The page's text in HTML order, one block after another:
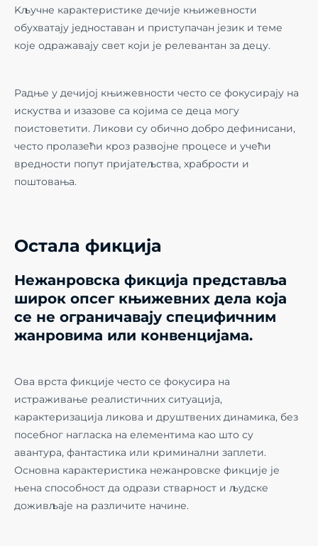
Kључне карактеристике дечије књижевности
обухватају једноставан и приступачан језик и теме
које одражавају свет који је релевантан за децу.
Радње у дечијој књижевности често се фокусирају на
искуства и изазове са којима се деца могу
поистоветити. Ликови су обично добро дефинисани,
често пролазећи кроз развојне процесе и учећи
вредности попут пријатељства, храбрости и
поштовања.
Остала фикција
Нежанровска фикција представља
широк опсег књижевних дела која
се не ограничавају специфичним
жанровима или конвенцијама.
Ова врста фикције често се фокусира на
истраживање реалистичних ситуација,
карактеризација ликова и друштвених динамика, без
посебног нагласка на елементима као што су
авантура, фантастика или криминални заплети.
Основна карактеристика нежанровске фикције је
њена способност да одрази стварност и људске
доживљаје на различите начине.